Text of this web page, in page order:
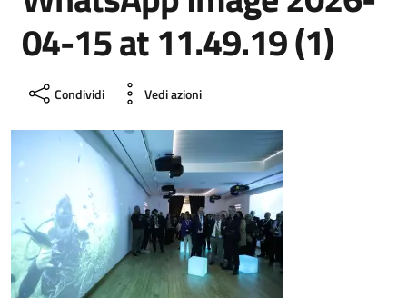
04-15 at 11.49.19 (1)
Condividi Vedi azioni